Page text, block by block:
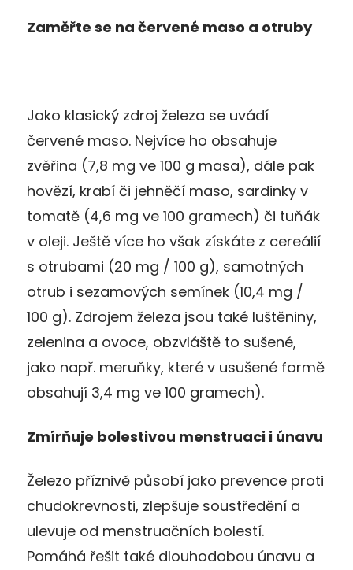
Zaměřte se na červené maso a otruby
Jako klasický zdroj železa se uvádí
červené maso. Nejvíce ho obsahuje
zvěřina (7,8 mg ve 100 g masa), dále pak
hovězí, krabí či jehněčí maso, sardinky v
tomatě (4,6 mg ve 100 gramech) či tuňák
v oleji. Ještě více ho však získáte z cereálií
s otrubami (20 mg / 100 g), samotných
otrub i sezamových semínek (10,4 mg /
100 g). Zdrojem železa jsou také luštěniny,
zelenina a ovoce, obzvláště to sušené,
jako např. meruňky, které v usušené formě
obsahují 3,4 mg ve 100 gramech).
Zmírňuje bolestivou menstruaci i únavu
Železo příznivě působí jako prevence proti
chudokrevnosti, zlepšuje soustředění a
ulevuje od menstruačních bolestí.
Pomáhá řešit také dlouhodobou únavu a